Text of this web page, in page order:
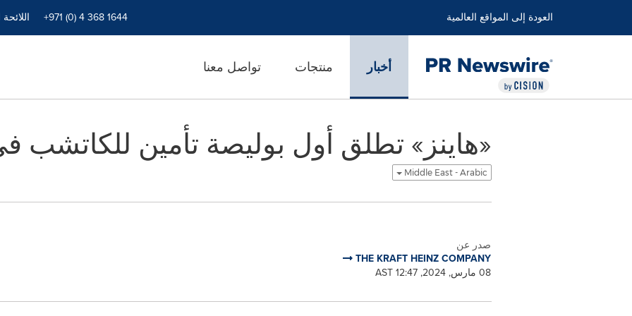
العودة إلى المواقع العالمية +971 (0) 4 368 1644
أخبار منتجات تواصل معنا
«هاينز» تطلق أول بوليصة تأمين للكاتشب في العالم
Middle East - Arabic
صدر عن
THE KRAFT HEINZ COMPANY
08 مارس, 2024, 12:47 AST